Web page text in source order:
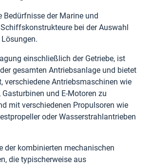
Bedürfnisse der Marine und
bei der Auswahl
einschließlich der Getriebe, ist
gesamten Antriebsanlage und bietet
verschiedene Antriebsmaschinen wie
Gasturbinen und E-Motoren zu
mit verschiedenen Propulsoren wie
oder Wasserstrahlantrieben
der kombinierten mechanischen
die typischerweise aus